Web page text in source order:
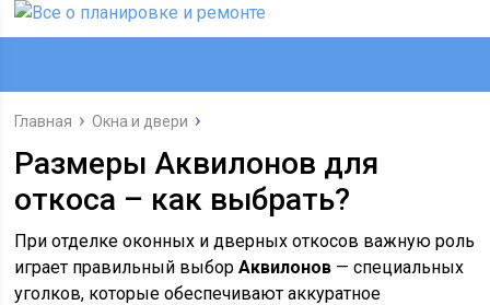
Главная Окна и двери
Размеры Аквилонов для
откоса – как выбрать?
При отделке оконных и дверных откосов важную роль
играет правильный выборАквилонов — специальных
уголков, которые обеспечивают аккуратное